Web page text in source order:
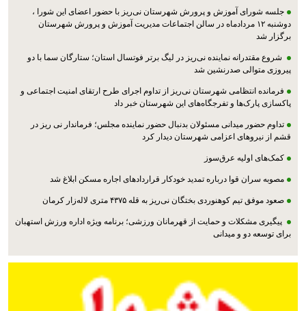
جلسه شورای آموزش و پرورش شهرستان نی‌ریز با حضور اعضای این شورا ،
دوشنبه ۱۲ مردادماه در سالن اجتماعات مدیریت آموزش و پرورش شهرستان
برگزار شد
شروع مقتدرانه نماینده نی‌ریز در لیگ برتر فوتسال استان؛ ستارگان سما با دو
پیروزی متوالی صدرنشین شد
فرمانده انتظامی شهرستان نی‌ریز از تداوم اجرای طرح ارتقای امنیت اجتماعی و
پاکسازی پارک‌ها و تفرجگاه‌های این شهرستان خبر داد
تداوم حضور میدانی مسئولان بدنبال حضور نماینده مجلس؛ فرماندار نی ریز در
قشم از نیروهای اعزامی شهرستان دیدار کرد
کمک‌های اولیه عرق‌سوز
مصوبه سران قوا درباره تمدید خودکار قراردادهای اجاره مسکن ابلاغ شد
صعود موفق تیم کوهنوردی بختگان نی‌ریز به قله ۴۳۷۵ متری لاله‌زار کرمان
پیگیری مشکلات و حمایت از قهرمانان ورزشی؛ برنامه ویژه اداره ورزش استهبان
برای توسعه دو و میدانی